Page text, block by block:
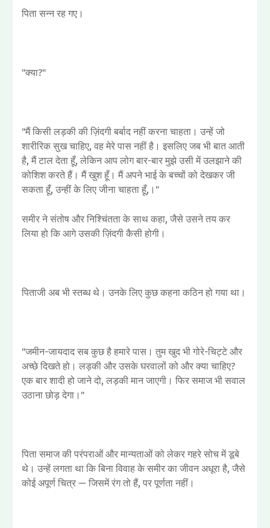
पिता सन्न रह गए।
"क्या?"
"मैं किसी लड़की की ज़िंदगी बर्बाद नहीं करना चाहता। उन्हें जो
शारीरिक सुख चाहिए, वह मेरे पास नहीं है। इसलिए जब भी बात आती
है, मैं टाल देता हूँ, लेकिन आप लोग बार-बार मुझे उसी में उलझाने की
कोशिश करते हैं। मैं खुश हूँ। मैं अपने भाई के बच्चों को देखकर जी
सकता हूँ, उन्हीं के लिए जीना चाहता हूँ,।"
समीर ने संतोष और निश्चिंतता के साथ कहा, जैसे उसने तय कर
लिया हो कि आगे उसकी ज़िंदगी कैसी होगी।
पिताजी अब भी स्तब्ध थे। उनके लिए कुछ कहना कठिन हो गया था।
"जमीन-जायदाद सब कुछ है हमारे पास। तुम खुद भी गोरे-चिट्टे और
अच्छे दिखते हो। लड़की और उसके घरवालों को और क्या चाहिए?
एक बार शादी हो जाने दो, लड़की मान जाएगी। फिर समाज भी सवाल
उठाना छोड़ देगा।"
पिता समाज की परंपराओं और मान्यताओं को लेकर गहरे सोच में डूबे
थे। उन्हें लगता था कि बिना विवाह के समीर का जीवन अधूरा है, जैसे
कोई अपूर्ण चित्र — जिसमें रंग तो हैं, पर पूर्णता नहीं।